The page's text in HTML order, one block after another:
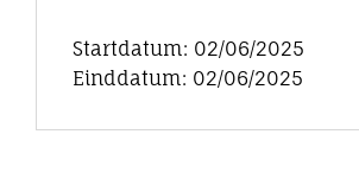
Startdatum: 02/06/2025
Einddatum: 02/06/2025